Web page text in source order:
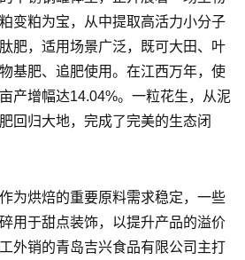
粕为宝，从中提取高活力小分子
肥，适用场景广泛，既可大田、叶
基肥、追肥使用。在江西万年，使
产增幅达14.04%。一粒花生，从泥
回归大地，完成了完美的生态闭
为烘焙的重要原料需求稳定，一些
用于甜点装饰，以提升产品的溢价
外销的青岛吉兴食品有限公司主打